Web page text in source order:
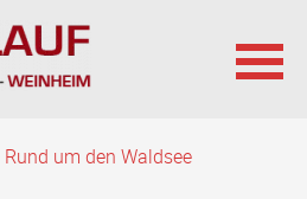
um den Waldsee